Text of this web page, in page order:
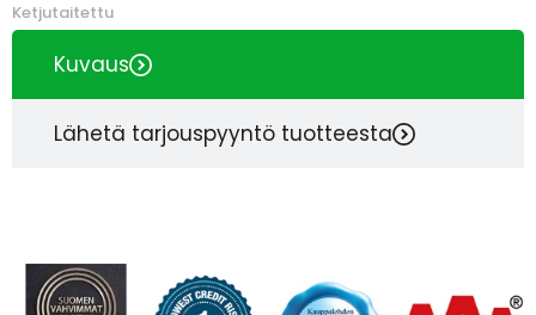
Ketjutaitettu
Kuvaus
Lähetä tarjouspyyntö tuotteesta